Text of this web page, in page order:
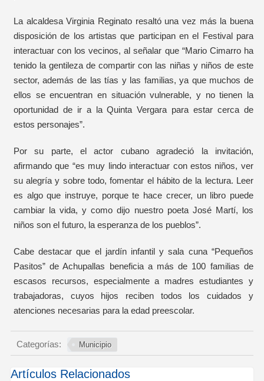
La alcaldesa Virginia Reginato resaltó una vez más la buena
disposición de los artistas que participan en el Festival para
interactuar con los vecinos, al señalar que “Mario Cimarro ha
tenido la gentileza de compartir con las niñas y niños de este
sector, además de las tías y las familias, ya que muchos de
ellos se encuentran en situación vulnerable, y no tienen la
oportunidad de ir a la Quinta Vergara para estar cerca de
estos personajes”.
Por su parte, el actor cubano agradeció la invitación,
afirmando que “es muy lindo interactuar con estos niños, ver
su alegría y sobre todo, fomentar el hábito de la lectura. Leer
es algo que instruye, porque te hace crecer, un libro puede
cambiar la vida, y como dijo nuestro poeta José Martí, los
niños son el futuro, la esperanza de los pueblos”.
Cabe destacar que el jardín infantil y sala cuna “Pequeños
Pasitos” de Achupallas beneficia a más de 100 familias de
escasos recursos, especialmente a madres estudiantes y
trabajadoras, cuyos hijos reciben todos los cuidados y
atenciones necesarias para la edad preescolar.
Categorías: Municipio
Artículos Relacionados